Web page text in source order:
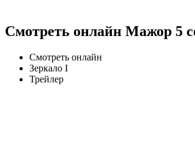
Смотреть онлайн Мажор 5
Смотреть онлайн
Зеркало I
Трейлер